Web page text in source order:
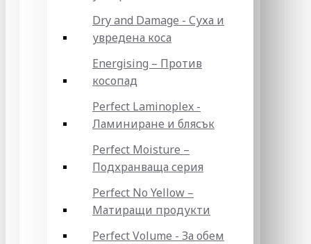
Dry and Damage - Суха и
увредена коса
Energising – Против
косопад
Perfect Laminoplex -
Ламиниране и блясък
Perfect Moisture –
Подхранваща серия
Perfect No Yellow –
Матиращи продукти
Perfect Volume - За обем